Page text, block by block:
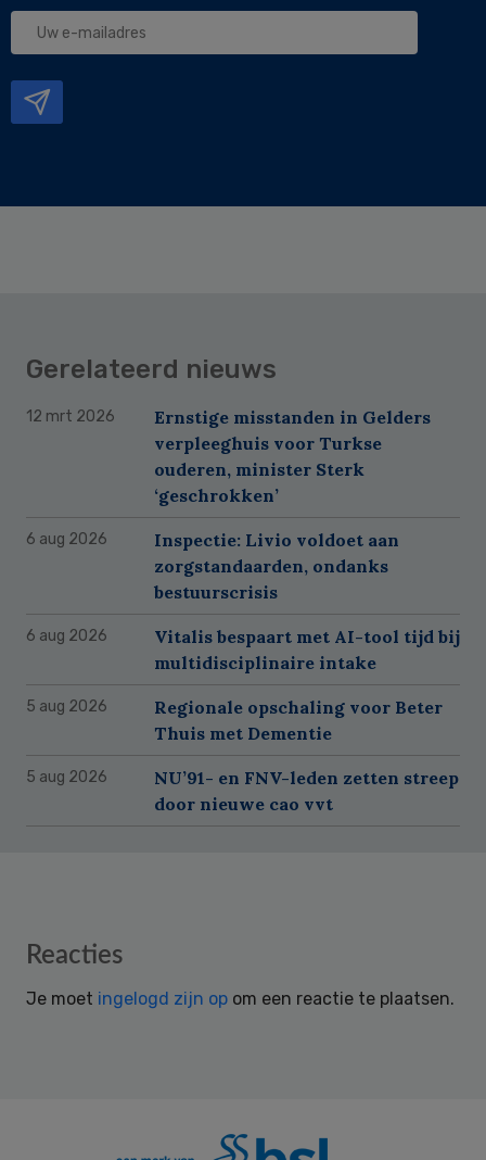
Uw
Gerelateerd nieuws
12 mrt 2026
Ernstige misstanden in Gelders
verpleeghuis voor Turkse
ouderen, minister Sterk
‘geschrokken’
6 aug 2026
Inspectie: Livio voldoet aan
zorgstandaarden, ondanks
bestuurscrisis
6 aug 2026
Vitalis bespaart met AI-tool tijd bij
multidisciplinaire intake
5 aug 2026
Regionale opschaling voor Beter
Thuis met Dementie
5 aug 2026
NU’91- en FNV-leden zetten streep
door nieuwe cao vvt
Reader
Reacties
Je moet ingelogd zijn op om een reactie te plaatsen.